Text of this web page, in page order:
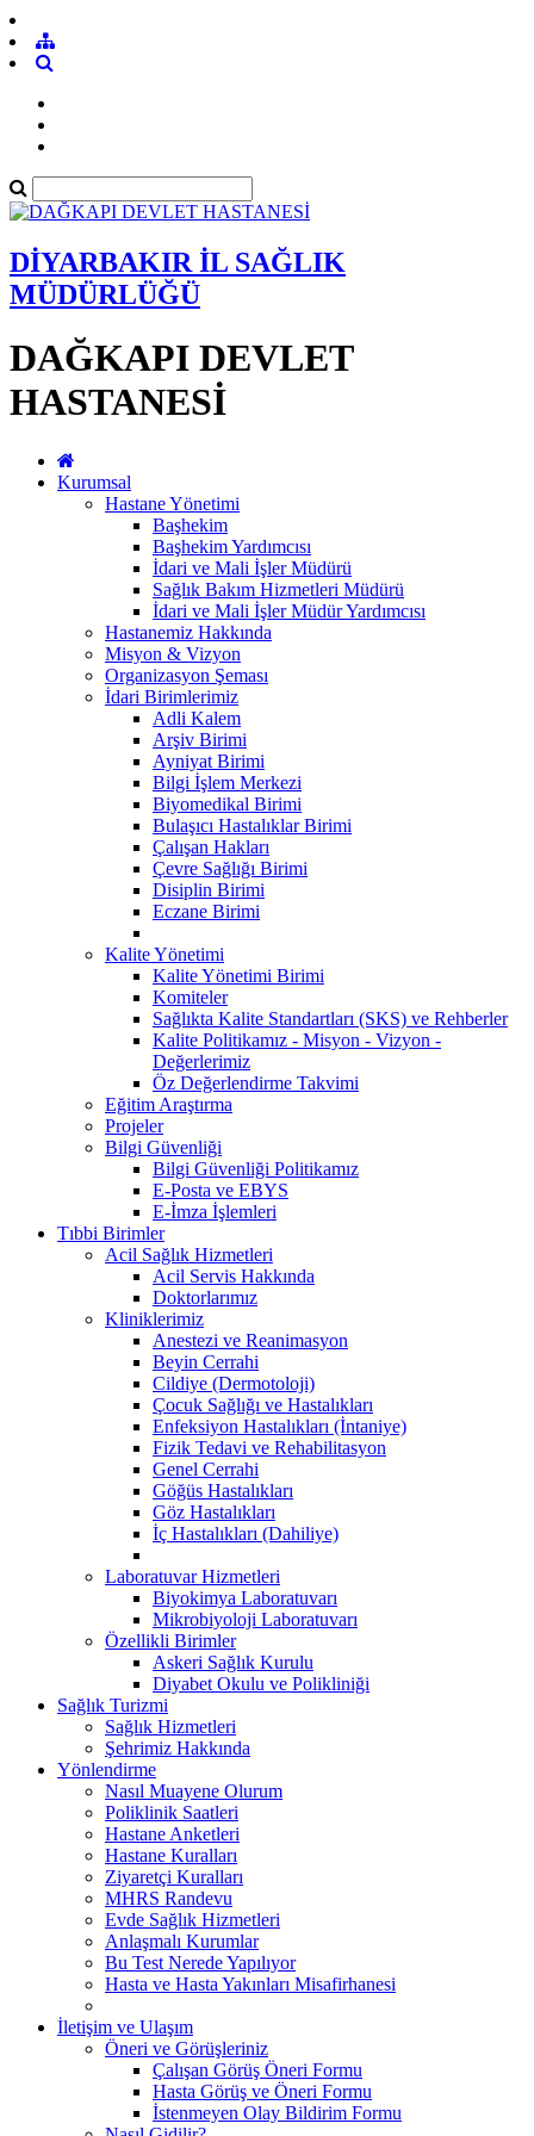
DİYARBAKIR İL SAĞLIK
MÜDÜRLÜĞÜ
DAĞKAPI DEVLET
HASTANESİ
Kurumsal
Hastane Yönetimi
Başhekim
Başhekim Yardımcısı
İdari ve Mali İşler Müdürü
Sağlık Bakım Hizmetleri Müdürü
İdari ve Mali İşler Müdür Yardımcısı
Hastanemiz Hakkında
Misyon & Vizyon
Organizasyon Şeması
İdari Birimlerimiz
Adli Kalem
Arşiv Birimi
Ayniyat Birimi
Bilgi İşlem Merkezi
Biyomedikal Birimi
Bulaşıcı Hastalıklar Birimi
Çalışan Hakları
Çevre Sağlığı Birimi
Disiplin Birimi
Eczane Birimi
Kalite Yönetimi
Kalite Yönetimi Birimi
Komiteler
Sağlıkta Kalite Standartları (SKS) ve Rehberler
Kalite Politikamız - Misyon - Vizyon -
Değerlerimiz
Öz Değerlendirme Takvimi
Eğitim Araştırma
Projeler
Bilgi Güvenliği
Bilgi Güvenliği Politikamız
E-Posta ve EBYS
E-İmza İşlemleri
Tıbbi Birimler
Acil Sağlık Hizmetleri
Acil Servis Hakkında
Doktorlarımız
Kliniklerimiz
Anestezi ve Reanimasyon
Beyin Cerrahi
Cildiye (Dermotoloji)
Çocuk Sağlığı ve Hastalıkları
Enfeksiyon Hastalıkları (İntaniye)
Fizik Tedavi ve Rehabilitasyon
Genel Cerrahi
Göğüs Hastalıkları
Göz Hastalıkları
İç Hastalıkları (Dahiliye)
Laboratuvar Hizmetleri
Biyokimya Laboratuvarı
Mikrobiyoloji Laboratuvarı
Özellikli Birimler
Askeri Sağlık Kurulu
Diyabet Okulu ve Polikliniği
Sağlık Turizmi
Sağlık Hizmetleri
Şehrimiz Hakkında
Yönlendirme
Nasıl Muayene Olurum
Poliklinik Saatleri
Hastane Anketleri
Hastane Kuralları
Ziyaretçi Kuralları
MHRS Randevu
Evde Sağlık Hizmetleri
Anlaşmalı Kurumlar
Bu Test Nerede Yapılıyor
Hasta ve Hasta Yakınları Misafirhanesi
İletişim ve Ulaşım
Öneri ve Görüşleriniz
Çalışan Görüş Öneri Formu
Hasta Görüş ve Öneri Formu
İstenmeyen Olay Bildirim Formu